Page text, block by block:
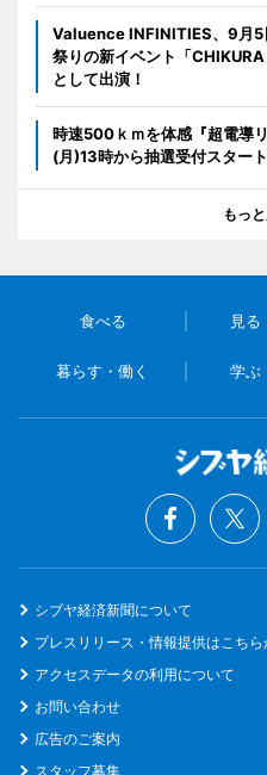
Valuence INFINITIES、9月5
祭りの新イベント「
として出演！
時速500ｋｍを体感『超電導
(月)13時から抽選受付スター
もっ
食べる 見る
暮らす・働く 学ぶ
シブヤ経済新聞について
プレスリリース・情報提供はこちら
アクセスデータの利用について
お問い合わせ
広告のご案内
スタッフ募集